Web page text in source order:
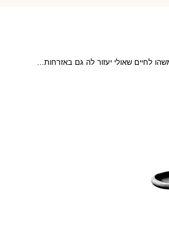
לחיים שאולי יעזור לה גם באזרחות...